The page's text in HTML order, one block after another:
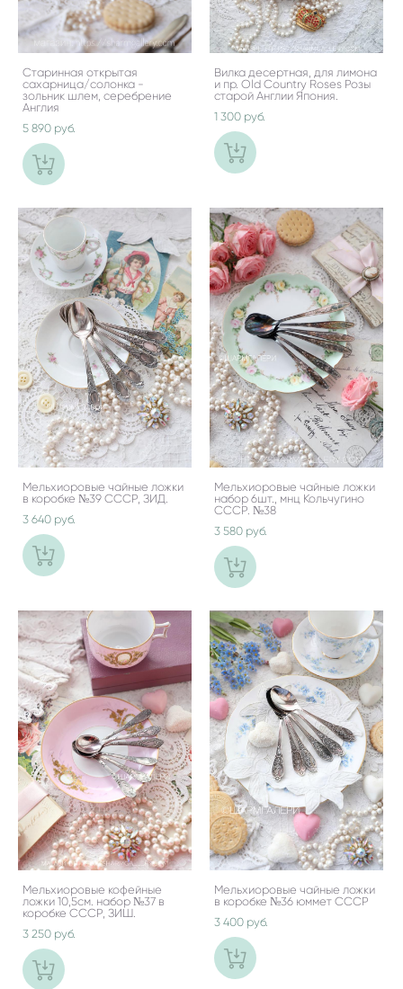
Старинная открытая
сахарница/солонка -
зольник шлем, серебрение
Англия
5 890 pуб.
Вилка десертная, для лимона
и пр. Old Country Roses Розы
старой Англии Япония.
1 300 pуб.
Мельхиоровые чайные ложки
в коробке №39 СССР, ЗИД.
3 640 pуб.
Мельхиоровые чайные ложки
набор 6шт., мнц Кольчугино
СССР. №38
3 580 pуб.
Мельхиоровые кофейные
ложки 10,5см. набор №37 в
коробке CCCP, ЗИШ.
3 250 pуб.
Мельхиоровые чайные ложки
в коробке №36 юммет СССР
3 400 pуб.